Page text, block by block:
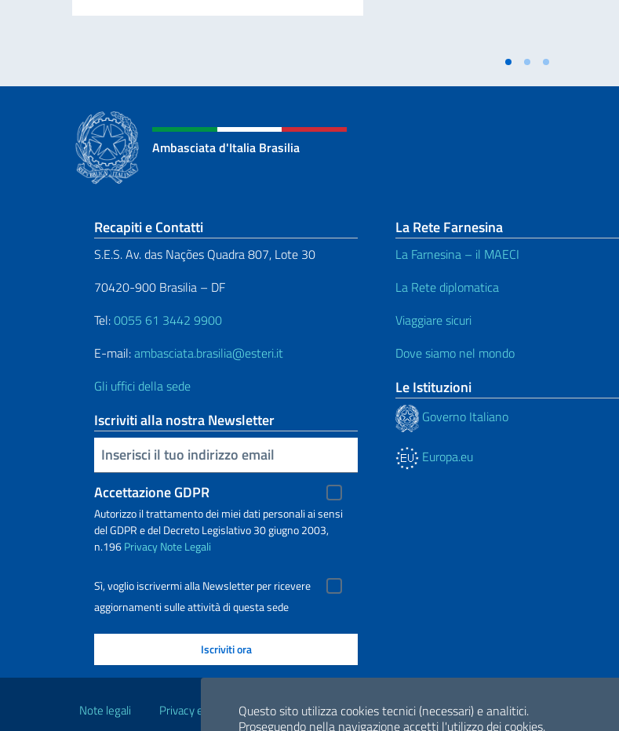
Questo sito utilizza cookies tecnici (necessari) e analitici.
Proseguendo nella navigazione accetti l'utilizzo dei cookies.
Ambasciata d'Italia Brasilia
Sezione footer
Recapiti e Contatti
S.E.S. Av. das Nações Quadra 807, Lote 30
70420-900 Brasilia – DF
Tel:0055 61 3442 9900
E-mail:ambasciata.brasilia@esteri.it
Gli uffici della sede
Iscriviti alla nostra Newsletter
Inserisci la tua email
Accettazione GDPR
Autorizzo il trattamento dei miei dati personali ai sensi
del GDPR e del Decreto Legislativo 30 giugno 2003,
n.196PrivacyNote Legali
Sì, voglio iscrivermi alla Newsletter per ricevere
aggiornamenti sulle attività di questa sede
La Rete Farnesina
La Farnesina – il MAECI
La Rete diplomatica
Viaggiare sicuri
Dove siamo nel mondo
Le Istituzioni
Governo Italiano
Europa.eu
Note legali Privacy e cookie policy Dichiarazione di Accessibilità